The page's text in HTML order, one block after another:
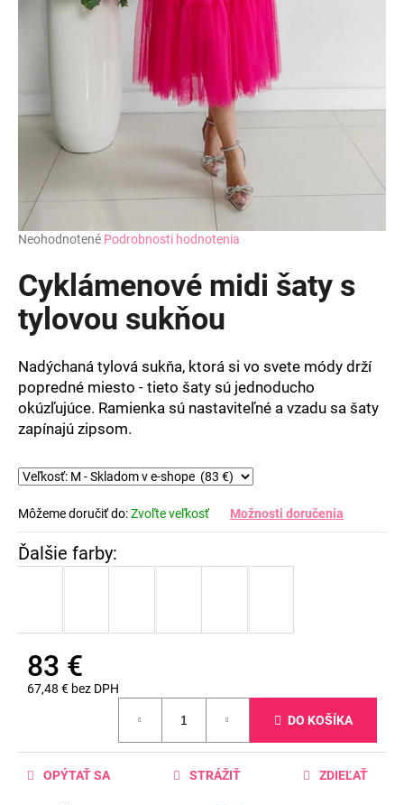
Priemerné
produktu
je
0,0
z
hviezdičiek.
Neohodnotené Podrobnosti hodnotenia
Cyklámenové midi šaty s
tylovou sukňou
Nadýchaná tylová sukňa, ktorá si vo svete módy drží
popredné miesto - tieto šaty sú jednoducho
okúzľujúce. Ramienka sú nastaviteľné a vzadu sa šaty
zapínajú zipsom.
Môžeme doručiť do:Zvoľte veľkosť Možnosti doručenia
83 €
67,48 € bez DPH
DO KOŠÍKA
OPÝTAŤ SA STRÁŽIŤ ZDIEĽAŤ
?
O
d
p
r
ú
č
a
e